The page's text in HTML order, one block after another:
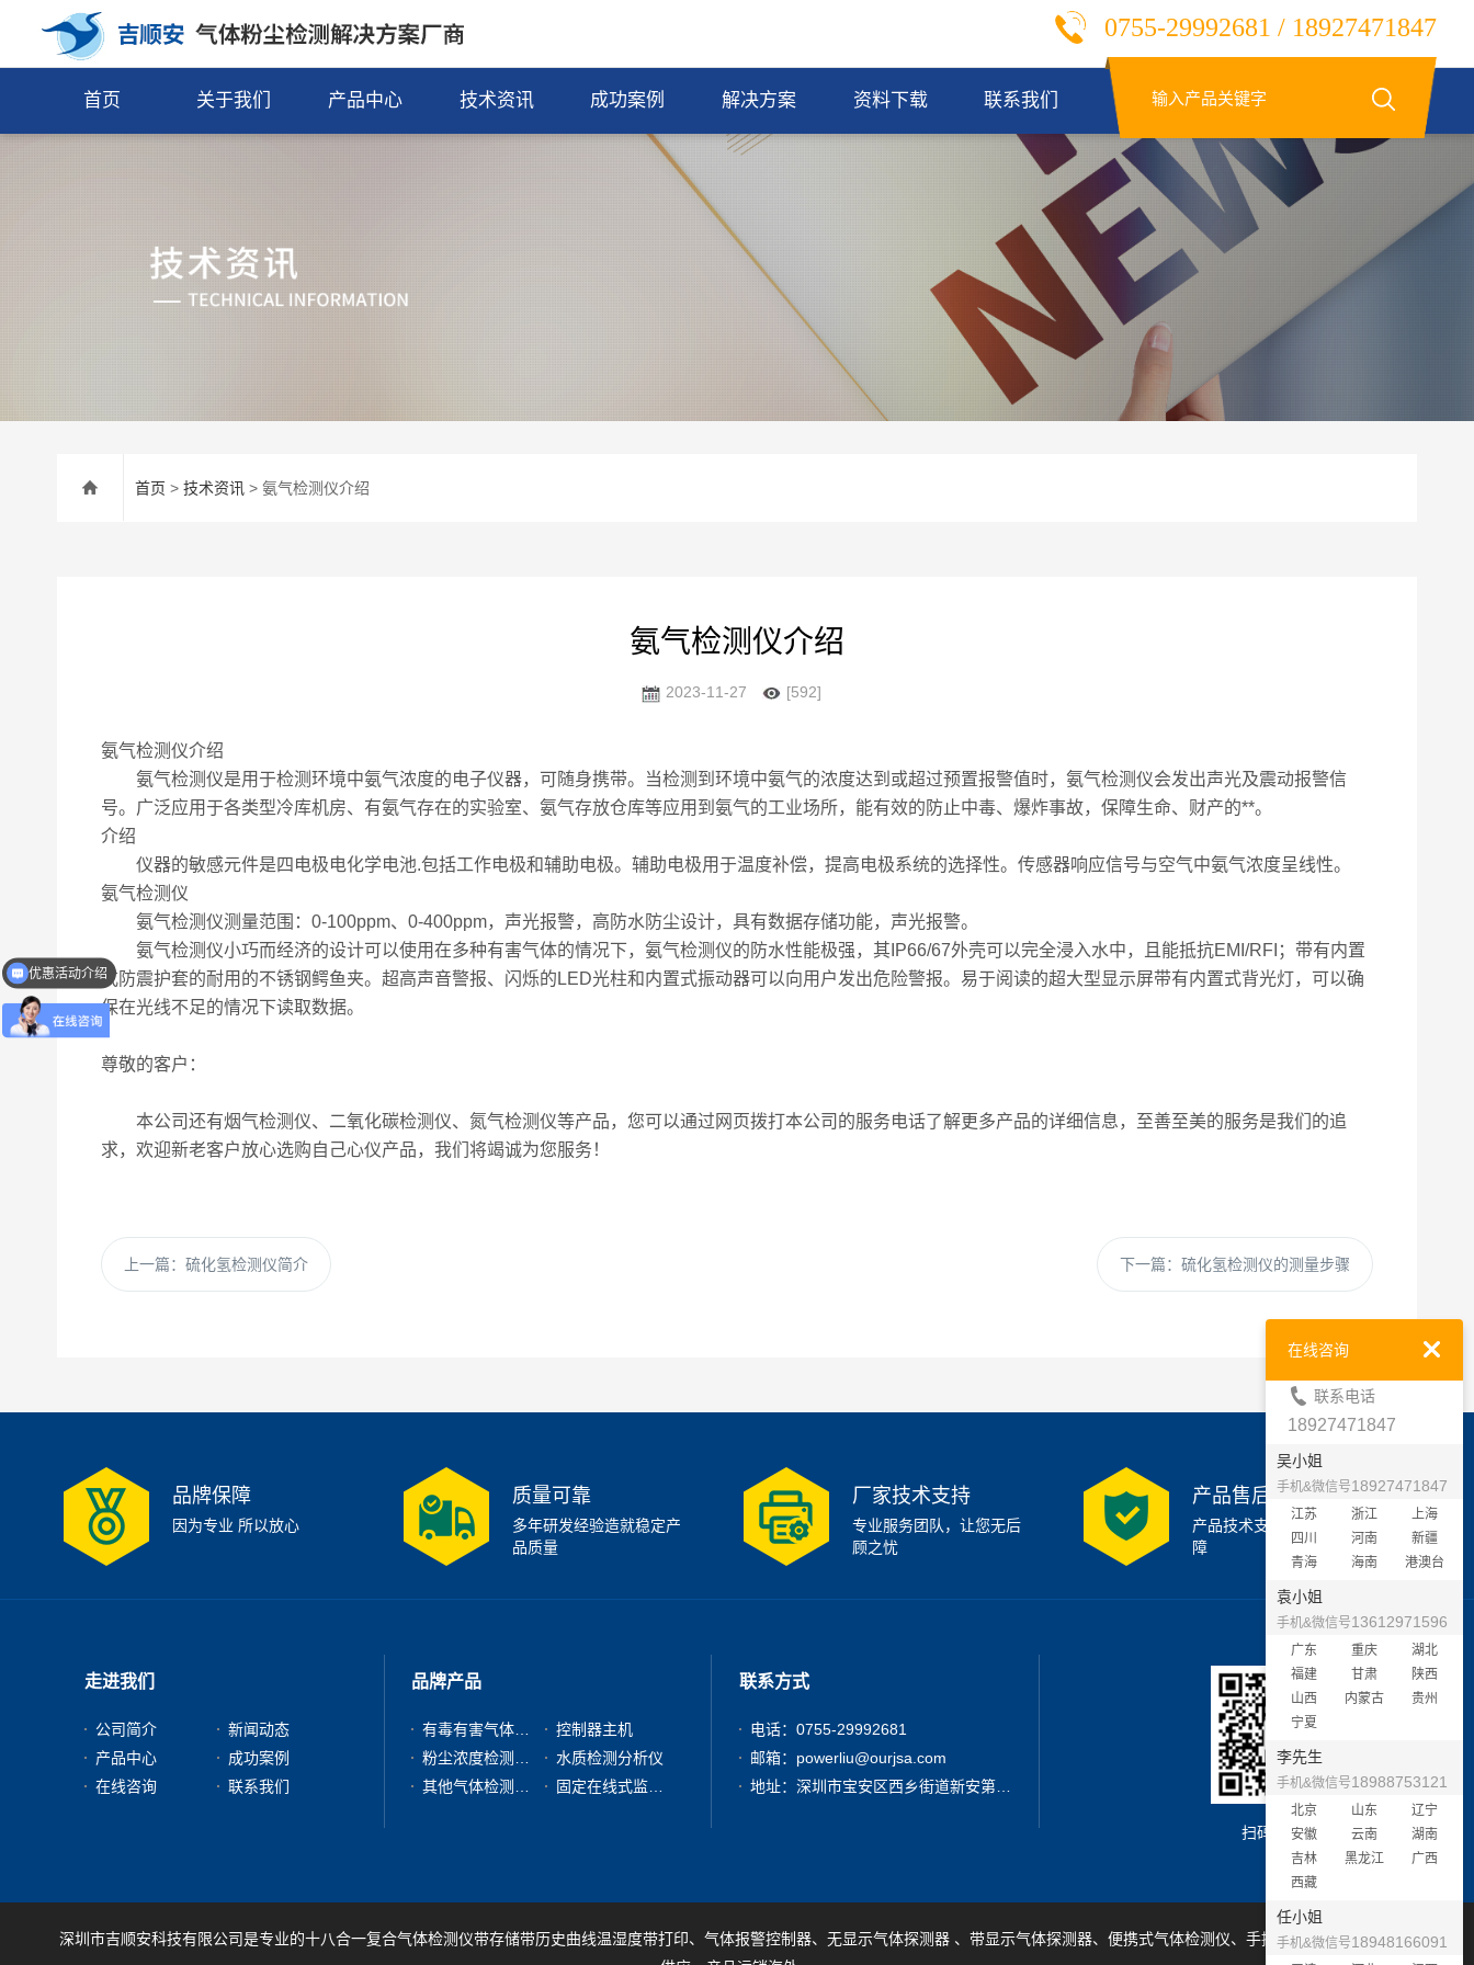
0755-29992681 / 18927471847
首页 关于我们 产品中心 技术资讯 成功案例 解决方案 资料下载 联系我们
首页 > 技术资讯 > 氨气检测仪介绍
氨气检测仪介绍
2023-11-27 [592]
氨气检测仪介绍
氨气检测仪是用于检测环境中氨气浓度的电子仪器，可随身携带。当检测到环境中氨气的浓度达到或超过预置报警值时，氨气检测仪会发出声光及震动报警信
号。广泛应用于各类型冷库机房、有氨气存在的实验室、氨气存放仓库等应用到氨气的工业场所，能有效的防止中毒、爆炸事故，保障生命、财产的**。
介绍
仪器的敏感元件是四电极电化学电池.包括工作电极和辅助电极。辅助电极用于温度补偿，提高电极系统的选择性。传感器响应信号与空气中氨气浓度呈线性。
氨气检测仪
氨气检测仪测量范围：0-100ppm、0-400ppm，声光报警，高防水防尘设计，具有数据存储功能，声光报警。
氨气检测仪小巧而经济的设计可以使用在多种有害气体的情况下，氨气检测仪的防水性能极强，其IP66/67外壳可以完全浸入水中，且能抵抗EMI/RFI；带有内置
式防震护套的耐用的不锈钢鳄鱼夹。超高声音警报、闪烁的LED光柱和内置式振动器可以向用户发出危险警报。易于阅读的超大型显示屏带有内置式背光灯，可以确
保在光线不足的情况下读取数据。
尊敬的客户：
本公司还有烟气检测仪、二氧化碳检测仪、氮气检测仪等产品，您可以通过网页拨打本公司的服务电话了解更多产品的详细信息，至善至美的服务是我们的追
求，欢迎新老客户放心选购自己心仪产品，我们将竭诚为您服务！
上一篇： 硫化氢检测仪简介 下一篇： 硫化氢检测仪的测量步骤
品牌保障
因为专业 所以放心
质量可靠
多年研发经验造就稳定产
品质量
厂家技术支持
专业服务团队，让您无后
顾之忧
产品售后支持
产品技术支持7x24小时保
障
走进我们
公司简介
新闻动态
产品中心
成功案例
在线咨询
联系我们
品牌产品
控制器主机
水质检测分析仪
固定在线式监测报警仪
联系方式
电话：0755-29992681
邮箱：powerliu@ourjsa.com
地址：深圳市宝安区西乡街道新安第二工业区A3栋6楼南
扫码加微信
深圳市吉顺安科技有限公司是专业的十八合一复合气体检测仪带存储带历史曲线温湿度带打印、气体报警控制器、无显示气体探测器 、带显示气体探测器、便携式气体检测仪、手提式气体检测仪等产品
在线咨询
联系电话
18927471847
吴小姐
手机&微信号18927471847
江苏 浙江
上海
四川
河南
新疆
青海
海南 港澳台
袁小姐
手机&微信号13612971596
广东 重庆
湖北
福建
甘肃
陕西
山西
内蒙古
贵州
宁夏
李先生
手机&微信号18988753121
北京 山东
辽宁
安徽
云南
湖南
吉林
黑龙江
广西
西藏
任小姐
手机&微信号18948166091
优惠活动介绍